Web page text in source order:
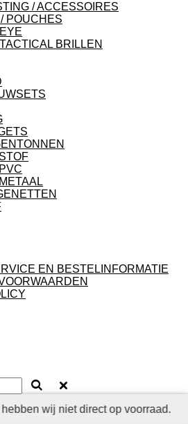
/ ACCESSOIRES
POUCHES
BRILLEN
EN BESTELINFORMATIE
wij niet direct op voorraad.